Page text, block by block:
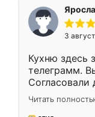
3
Кухню здесь
телеграмм.
Согласовали
недели
довольны
Читать